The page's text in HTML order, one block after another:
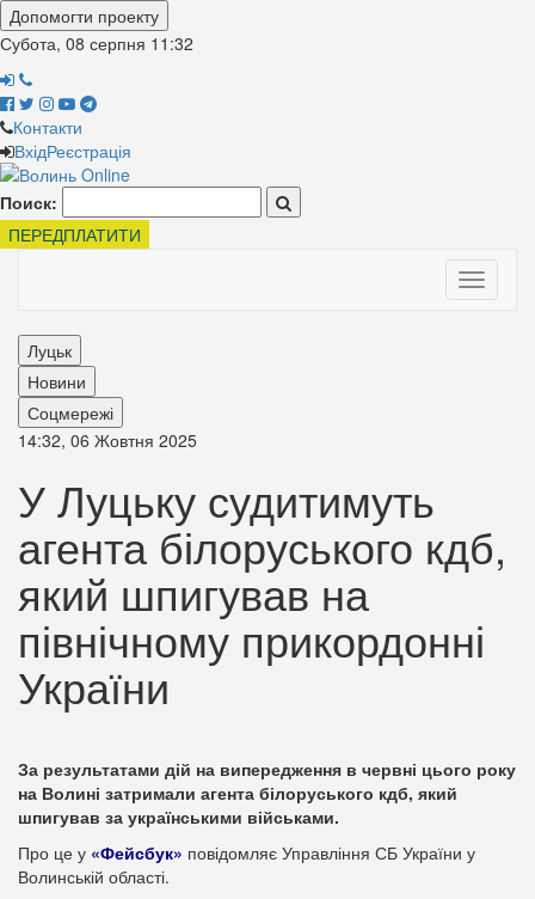
Допомогти проекту
Субота, 08 серпня 11:32
Контакти
ВхідРеєстрація
Поиск:
ПЕРЕДПЛАТИТИ
Toggle
Луцьк
Новини
Соцмережі
14:32, 06 Жовтня 2025
У Луцьку судитимуть
агента білоруського кдб,
який шпигував на
північному прикордонні
України
За результатами дій на випередження в червні цього року
на Волині затримали агента білоруського кдб, який
шпигував за українськими військами.
Про це у «Фейсбук» повідомляє Управління СБ України у
Волинській області.